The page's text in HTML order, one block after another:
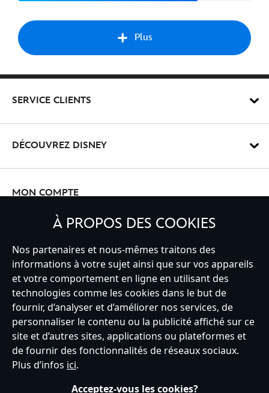
Plus
SERVICE CLIENTS
DÉCOUVREZ DISNEY
MON COMPTE
France
Service clients Conditions d’utilisation
Politique de cookies
Notice relative à la confidentialité
À PROPOS DES COOKIES
Nos partenaires et nous-mêmes traitons des
informations à votre sujet ainsi que sur vos appareils
et votre comportement en ligne en utilisant des
technologies comme les cookies dans le but de
fournir, d’analyser et d’améliorer nos services, de
personnaliser le contenu ou la publicité affiché sur ce
site et d’autres sites, applications ou plateformes et
de fournir des fonctionnalités de réseaux sociaux.
Plus d’infos ici.
Acceptez-vous les cookies?